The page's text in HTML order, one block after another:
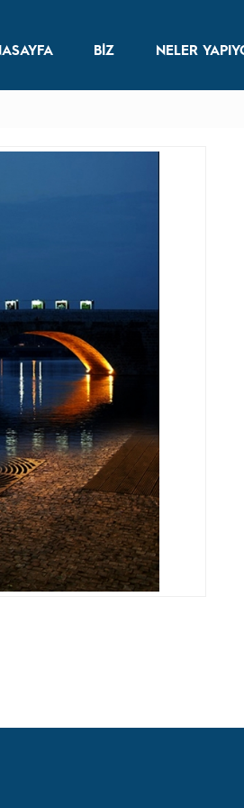
BİZ NELER